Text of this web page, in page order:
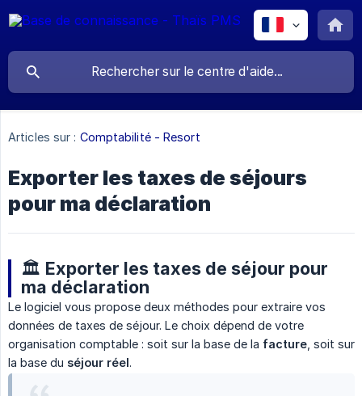
Articles sur : Comptabilité - Resort
Exporter les taxes de séjours
pour ma déclaration
🏛️ Exporter les taxes de séjour pour
ma déclaration
Le logiciel vous propose deux méthodes pour extraire vos
données de taxes de séjour. Le choix dépend de votre
organisation comptable : soit sur la base de la facture , soit sur
la base du séjour réel.